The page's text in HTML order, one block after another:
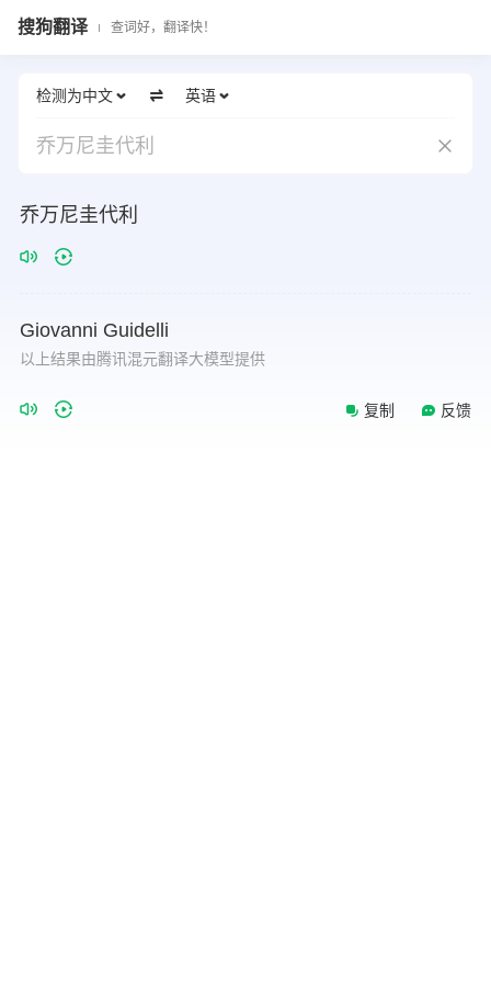
搜狗翻译 查词好，翻译快！
检测为中文 英语
乔万尼圭代利
乔万尼圭代利
Giovanni Guidelli
以上结果由腾讯混元翻译大模型提供
复制 反馈